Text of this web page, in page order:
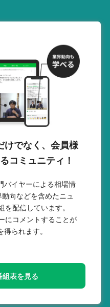
けでなく、会員様
コミュニティ！
バイヤーによる相場情
向などを含めたニュ
配信しています。
にコメントすることが
られます。
組表を見る